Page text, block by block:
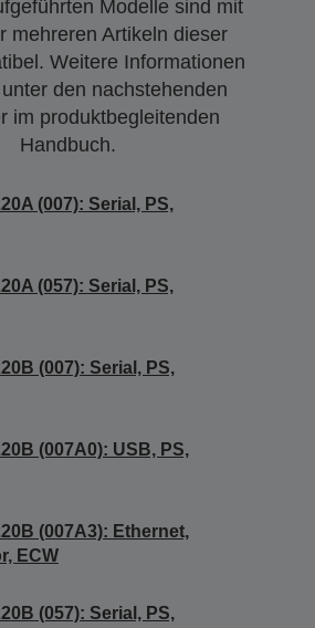
Modelle sind mit
mehreren Artikeln dieser
Weitere Informationen
den nachstehenden
im produktbegleitenden
Handbuch.
(007): Serial, PS,
(057): Serial, PS,
(007): Serial, PS,
(007A0): USB, PS,
(007A3): Ethernet,
ECW
(057): Serial, PS,